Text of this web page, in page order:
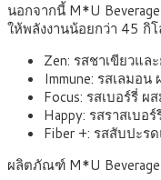
นอกจากนี้ M*U
ให้พลังงานน้อยกว่า 45 กิ
Zen: รสชาเขียวแ
Immune: รสเลมอ
Focus: รสเบอร์รี่
Happy: รสราสเบ
Fiber +: รสสับปะร
ผลิตภัณฑ์ M*U Beverage